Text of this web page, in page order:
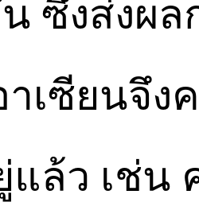
ซึ่งส่งผ
เซียนจึง
ล้ว เช่น